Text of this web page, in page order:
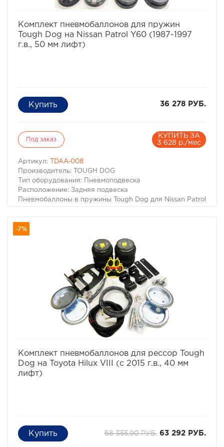
Комплект пневмобаллонов для пружин
Tough Dog на Nissan Patrol Y60 (1987-1997
г.в., 50 мм лифт)
36 278 РУБ.
Под заказ
КУПИТЬ ЗА
3 628 р./мес
Артикул:
TDAA-008
Производитель: TOUGH DOG
Тип оборудования: Пневмоподвеска
Расположение: Задняя подвеска
Пневмобаллоны в пружины Tough Dog для Nissan Patrol
– Nissan Patrol (Safari) Y61 1997-2013 г.в.
– Nissan Patrol (Safari) Y60 1987-1997 г.в.
-7%
Комплект пневмобаллонов для рессор Tough
Dog на Toyota Hilux VIII (с 2015 г.в., 40 мм
лифт)
68 355,90 РУБ. 63 292 РУБ.